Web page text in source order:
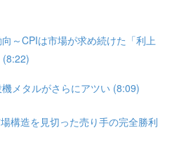
～CPIは市場が求め続けた「利上
(8:22)
メタルがさらにアツい (8:09)
構造を見切った売り手の完全勝利